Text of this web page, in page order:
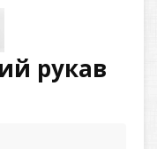
рукав